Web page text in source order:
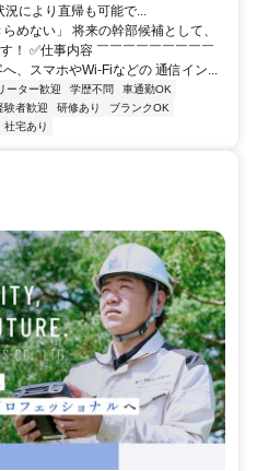
により直帰も可能で...
めない」 将来の幹部候補として、
！ ✅仕事内容 ￣￣￣￣￣￣￣￣￣
、スマホやWi-Fiなどの 通信イン...
ーター歓迎 学歴不問
車通勤OK
験者歓迎 研修あり
ブランクOK
社宅あり